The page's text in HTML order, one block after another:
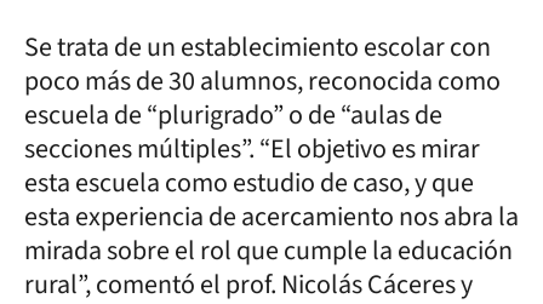
Se trata de un establecimiento escolar con
poco más de 30 alumnos, reconocida como
escuela de “plurigrado” o de “aulas de
secciones múltiples”. “El objetivo es mirar
esta escuela como estudio de caso, y que
esta experiencia de acercamiento nos abra la
mirada sobre el rol que cumple la educación
rural”, comentó el prof. Nicolás Cáceres y